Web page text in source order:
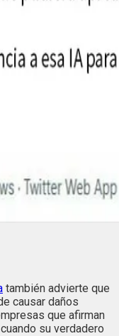
también advierte que
causar daños
que afirman
su verdadero